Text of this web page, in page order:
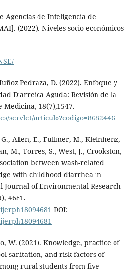
Agencias de Inteligencia de
(2022). Niveles socio económicos
Pedraza, D. (2022). Enfoque y
Diarreica Aguda: Revisión de la
18(7),1547.
servlet/articulo?codigo=8682446
Allen, E., Fullmer, M., Kleinhenz,
M., Torres, S., West, J., Crookston,
between wash-related
with childhood diarrhea in
Journal of Environmental Research
4681.
DOI:
W. (2021). Knowledge, practice of
sanitation, and risk factors of
rural students from five